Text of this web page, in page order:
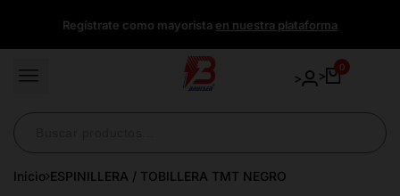
Regístrate como mayorista en nuestra plataforma
> >
0
Inicio ESPINILLERA / TOBILLERA TMT NEGRO
directamente
al
contenido